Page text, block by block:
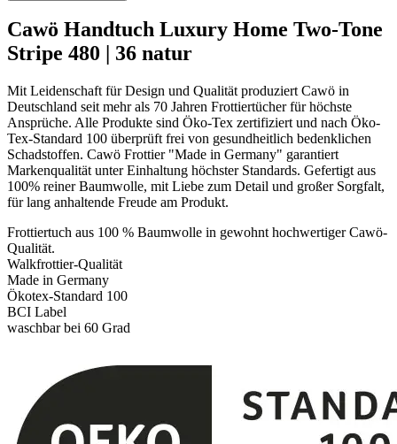
Cawö Handtuch Luxury Home Two-Tone
Stripe 480 | 36 natur
Mit Leidenschaft für Design und Qualität produziert Cawö in
Deutschland seit mehr als 70 Jahren Frottiertücher für höchste
Ansprüche. Alle Produkte sind Öko-Tex zertifiziert und nach Öko-
Tex-Standard 100 überprüft frei von gesundheitlich bedenklichen
Schadstoffen. Cawö Frottier "Made in Germany" garantiert
Markenqualität unter Einhaltung höchster Standards. Gefertigt aus
100% reiner Baumwolle, mit Liebe zum Detail und großer Sorgfalt,
für lang anhaltende Freude am Produkt.
Frottiertuch aus 100 % Baumwolle in gewohnt hochwertiger Cawö-
Qualität.
Walkfrottier-Qualität
Made in Germany
Ökotex-Standard 100
BCI Label
waschbar bei 60 Grad